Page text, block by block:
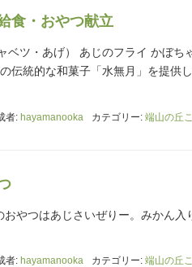
食・おやつ献立
ベツ・あげ） あじのフライ かぼ
伝統的な和菓子「水無月」を提供
者: hayamanooka カテゴリー: 端山の丘
つはあじさいぜりー。みかん入
者: hayamanooka カテゴリー: 端山の丘